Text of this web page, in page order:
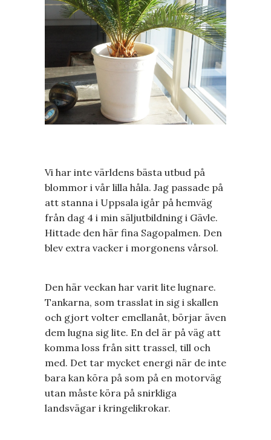
Vi har inte världens bästa utbud på
blommor i vår lilla håla. Jag passade på
att stanna i Uppsala igår på hemväg
från dag 4 i min säljutbildning i Gävle.
Hittade den här fina Sagopalmen. Den
blev extra vacker i morgonens vårsol.
Den här veckan har varit lite lugnare.
Tankarna, som trasslat in sig i skallen
och gjort volter emellanåt, börjar även
dem lugna sig lite. En del är på väg att
komma loss från sitt trassel, till och
med. Det tar mycket energi när de inte
bara kan köra på som på en motorväg
utan måste köra på snirkliga
landsvägar i kringelikrokar.